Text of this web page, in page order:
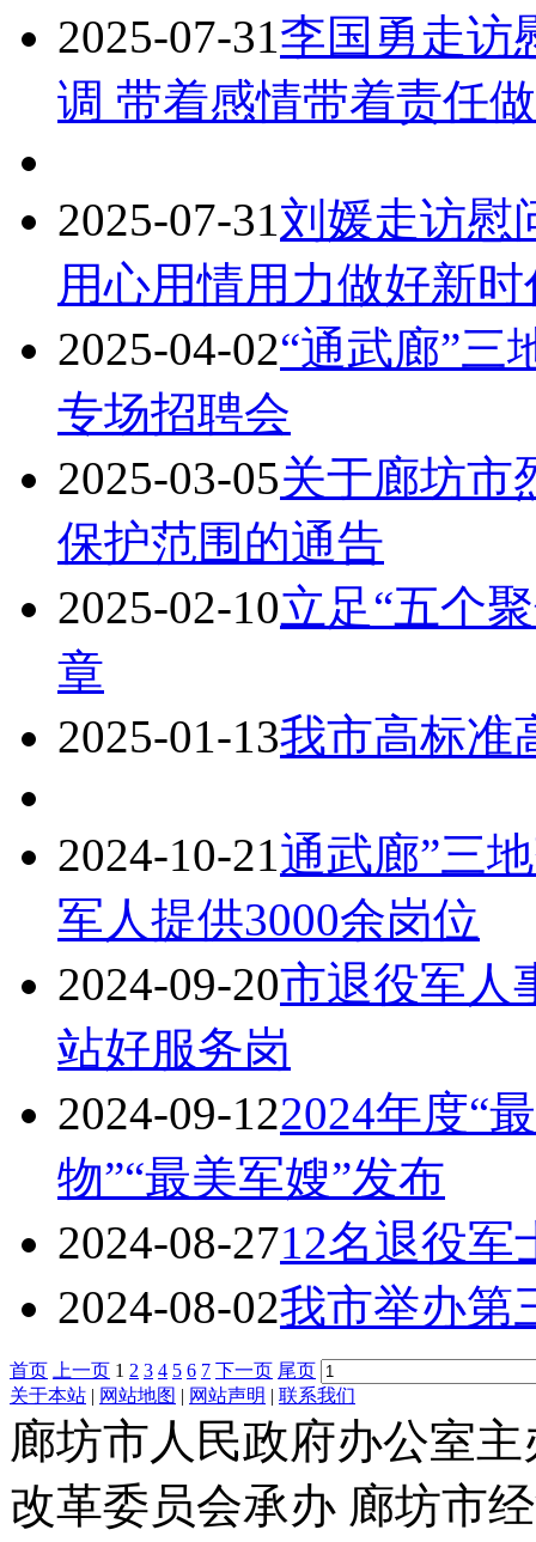
2025-07-31李国勇走访
调 带着感情带着责任
2025-07-31刘媛走访慰
用心用情用力做好新
2025-04-02“通武廊”三
专场招聘会
2025-03-05关于廊坊市
保护范围的通告
2025-02-10立足“五个
章
2025-01-13我市高标准
2024-10-21通武廊”三
军人提供3000余岗位
2024-09-20市退役军人
站好服务岗
2024-09-122024年度“
物”“最美军嫂”发布
2024-08-2712名退役军
2024-08-02我市举办第
首页 上一页 1 2 3 4 5 6 7 下一页 尾页
关于本站 | 网站地图 | 网站声明 | 联系我们
廊坊市人民政府办公室
改革委员会承办 廊坊市